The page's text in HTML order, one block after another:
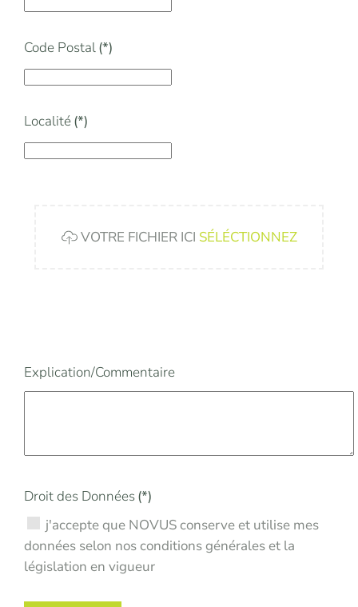
Code Postal(*)
Localité(*)
VOTRE FICHIER ICI SÉLÉCTIONNEZ
Explication/Commentaire
Droit des Données(*)
données selon nos conditions générales et la
législation en vigueur